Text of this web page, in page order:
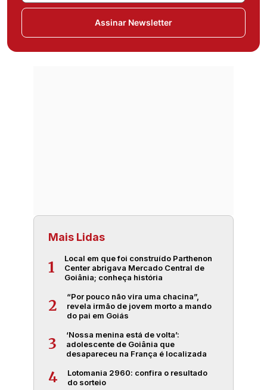
Assinar Newsletter
Mais Lidas
1
Local em que foi construído Parthenon
Center abrigava Mercado Central de
Goiânia; conheça história
2
“Por pouco não vira uma chacina”,
revela irmão de jovem morto a mando
do pai em Goiás
3
‘Nossa menina está de volta’:
adolescente de Goiânia que
desapareceu na França é localizada
4
Lotomania 2960: confira o resultado
do sorteio